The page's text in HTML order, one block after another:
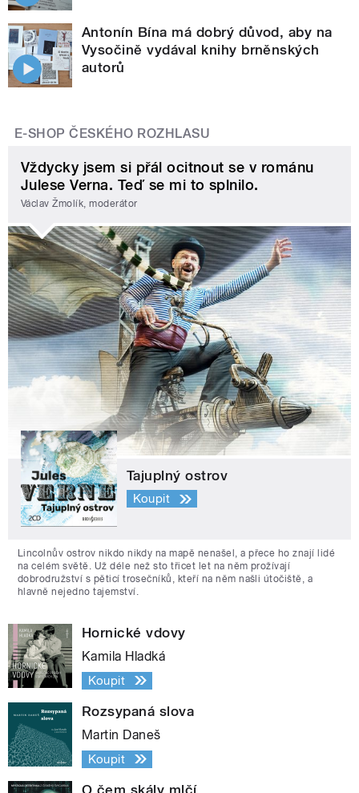
Antonín Bína má dobrý důvod, aby na
Vysočině vydával knihy brněnských
autorů
E-SHOP ČESKÉHO ROZHLASU
Vždycky jsem si přál ocitnout se v románu
Julese Verna. Teď se mi to splnilo.
Václav Žmolík, moderátor
Tajuplný ostrov
Koupit
Lincolnův ostrov nikdo nikdy na mapě nenašel, a přece ho znají lidé
na celém světě. Už déle než sto třicet let na něm prožívají
dobrodružství s pěticí trosečníků, kteří na něm našli útočiště, a
hlavně nejedno tajemství.
Hornické vdovy
Kamila Hladká
Koupit
Rozsypaná slova
Martin Daneš
Koupit
O čem skály mlčí